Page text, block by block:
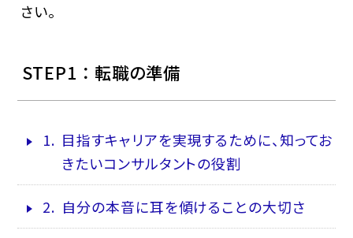
さい。
STEP1 ： 転職の準備
1. 目指すキャリアを実現するために、知ってお
きたいコンサルタントの役割
2. 自分の本音に耳を傾けることの大切さ